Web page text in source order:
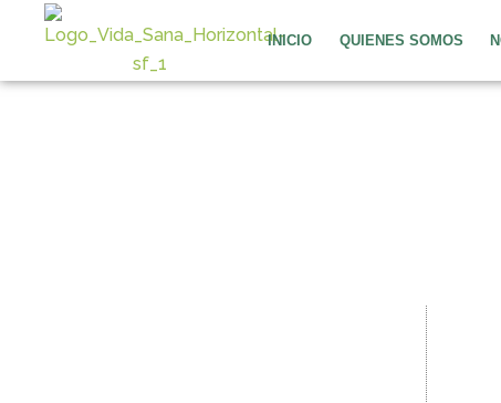
INICIO QUIENES SOMOS